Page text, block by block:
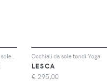
Cartier Eyewear Occhiali da sole squadrati - Marrone Occhiali da sole tondi Yoga
LESCA
€ 295,00